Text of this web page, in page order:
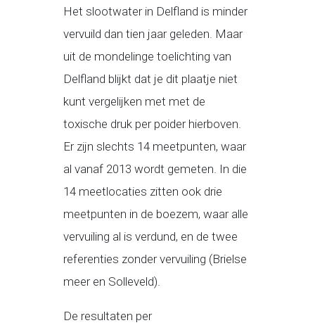
Het slootwater in Delfland is minder
vervuild dan tien jaar geleden. Maar
uit de mondelinge toelichting van
Delfland blijkt dat je dit plaatje niet
kunt vergelijken met met de
toxische druk per poider hierboven.
Er zijn slechts 14 meetpunten, waar
al vanaf 2013 wordt gemeten. In die
14 meetlocaties zitten ook drie
meetpunten in de boezem, waar alle
vervuiling al is verdund, en de twee
referenties zonder vervuiling (Brielse
meer en Solleveld).
De resultaten per